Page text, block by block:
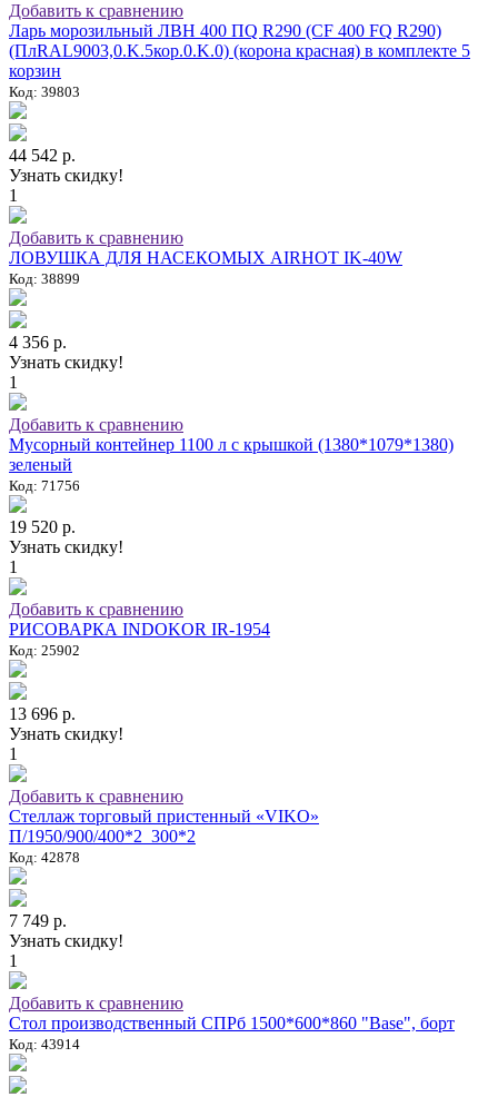
Добавить к сравнению
Ларь морозильный ЛВН 400 ПQ R290 (СF 400 FQ R290)
(ПлRAL9003,0.K.5кор.0.K.0) (корона красная) в комплекте 5
корзин
Код: 39803
44 542 р.
Узнать скидку!
1
Добавить к сравнению
ЛОВУШКА ДЛЯ НАСЕКОМЫХ AIRHOT IK-40W
Код: 38899
4 356 р.
Узнать скидку!
1
Добавить к сравнению
Мусорный контейнер 1100 л с крышкой (1380*1079*1380)
зеленый
Код: 71756
19 520 р.
Узнать скидку!
1
Добавить к сравнению
РИСОВАРКА INDOKOR IR-1954
Код: 25902
13 696 р.
Узнать скидку!
1
Добавить к сравнению
Стеллаж торговый пристенный «VIKO»
П/1950/900/400*2_300*2
Код: 42878
7 749 р.
Узнать скидку!
1
Добавить к сравнению
Стол производственный СПРб 1500*600*860 "Base", борт
Код: 43914